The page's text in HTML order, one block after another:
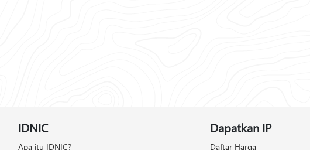
IDNIC
Apa itu IDNIC?
Dapatkan IP
Daftar Harga